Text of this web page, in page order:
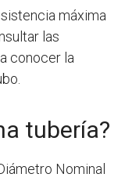
máxima
las
conocer la
tubería?
Nominal